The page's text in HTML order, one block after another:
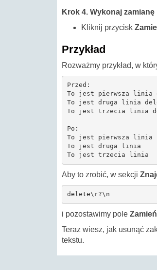
Krok 4. Wykonaj zamianę
Kliknij przycisk
Przykład
Rozważmy przykład, w
Przed:
To jest pierwsza linia
To jest druga linia
To jest trzecia linia
Po:
To jest pierwsza linia
To jest druga linia
To jest trzecia linia
Aby to zrobić, w sekcji
delete\r?\n
i pozostawimy pole
Teraz wiesz, jak usunąć
tekstu.